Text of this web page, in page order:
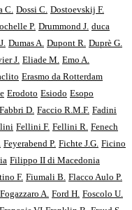
C. Dossi C. Dostoevskij F.
P. Drummond J. duca
Dumas A. Dupont R. Duprè G.
J. Eliade M. Emo A.
Erasmo da Rotterdam
Erodoto Esiodo Esopo
Fabbri D. Faccio R.M.F. Fadini
Fellini F. Fellini R. Fenech
Feyerabend P. Fichte J.G. Ficino
Filippo II di Macedonia
F. Fiumali B. Flacco Aulo P.
Fogazzaro A. Ford H. Foscolo U.